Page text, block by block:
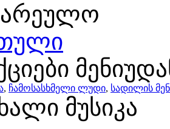
, ჩამოსასხმელი ლუდი, სადილის
მუსიკა